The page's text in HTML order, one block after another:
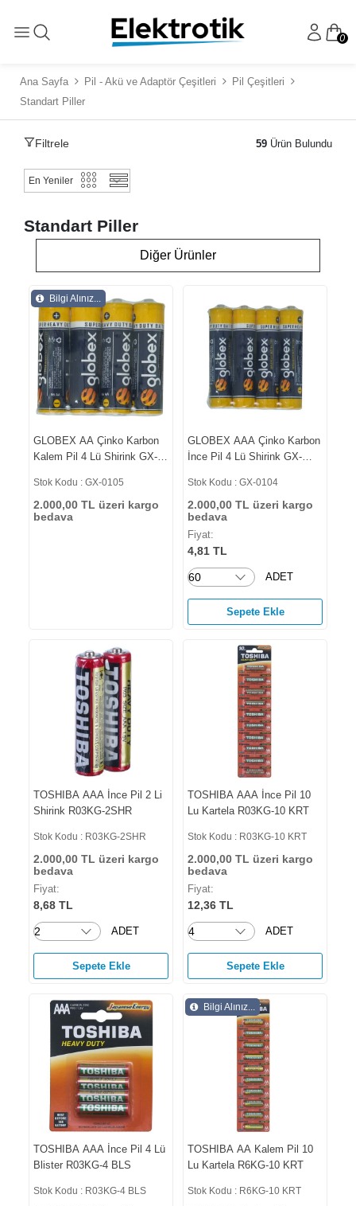
0
Ana Sayfa Pil - Akü ve Adaptör Çeşitleri
Pil Çeşitleri
Standart Piller
Filtrele 59 Ürün Bulundu
Standart Piller
Diğer Ürünler
Bilgi Alınız...
GLOBEX AA Çinko Karbon
Kalem Pil 4 Lü Shirink GX-
Stok Kodu : GX-0105
2.000,00 TL üzeri kargo
bedava
GLOBEX AAA Çinko Karbon
İnce Pil 4 Lü Shirink GX-
Stok Kodu : GX-0104
2.000,00 TL üzeri kargo
bedava
Fiyat:
4,81 TL
ADET
Sepete Ekle
TOSHIBA AAA İnce Pil 2 Li
Shirink R03KG-2SHR
Stok Kodu : R03KG-2SHR
2.000,00 TL üzeri kargo
bedava
Fiyat:
8,68 TL
ADET
Sepete Ekle
TOSHIBA AAA İnce Pil 10
Lu Kartela R03KG-10 KRT
Stok Kodu : R03KG-10 KRT
2.000,00 TL üzeri kargo
bedava
Fiyat:
12,36 TL
ADET
Sepete Ekle
TOSHIBA AAA İnce Pil 4 Lü
Blister R03KG-4 BLS
Stok Kodu : R03KG-4 BLS
Bilgi Alınız...
TOSHIBA AA Kalem Pil 10
Lu Kartela R6KG-10 KRT
Stok Kodu : R6KG-10 KRT